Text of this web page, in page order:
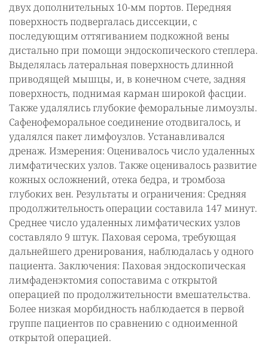
двух дополнительных 10-мм портов. Передняя
поверхность подвергалась диссекции, с
последующим оттягиванием подкожной вены
дистально при помощи эндоскопического степлера.
Выделялась латеральная поверхность длинной
приводящей мышцы, и, в конечном счете, задняя
поверхность, поднимая карман широкой фасции.
Также удалялись глубокие феморальные лимоузлы.
Сафенофеморальное соединение отодвигалось, и
удалялся пакет лимфоузлов. Устанавливался
дренаж. Измерения: Оценивалось число удаленных
лимфатических узлов. Также оценивалось развитие
кожных осложнений, отека бедра, и тромбоза
глубоких вен. Результаты и ограничения: Средняя
продолжительность операции составила 147 минут.
Среднее число удаленных лимфатических узлов
составляло 9 штук. Паховая серома, требующая
дальнейшего дренирования, наблюдалась у одного
пациента. Заключения: Паховая эндоскопическая
лимфаденэктомия сопоставима с открытой
операцией по продолжительности вмешательства.
Более низкая морбидность наблюдается в первой
группе пациентов по сравнению с одноименной
открытой операцией.